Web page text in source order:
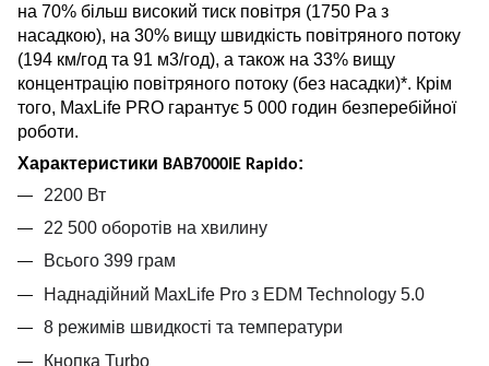
на 70% більш високий тиск повітря (1750 Pа з
насадкою), на 30% вищу швидкість повітряного потоку
(194 км/год та 91 м3/год), а також на 33% вищу
концентрацію повітряного потоку (без насадки)*. Крім
того, MaxLife PRO гарантує 5 000 годин безперебійної
роботи.
Характеристики BAB7000IE Rapido:
2200 Вт
22 500 оборотів на хвилину
Всього 399 грам
Наднадійний MaxLife Pro з EDM Technology 5.0
8 режимів швидкості та температури
Кнопка Turbo